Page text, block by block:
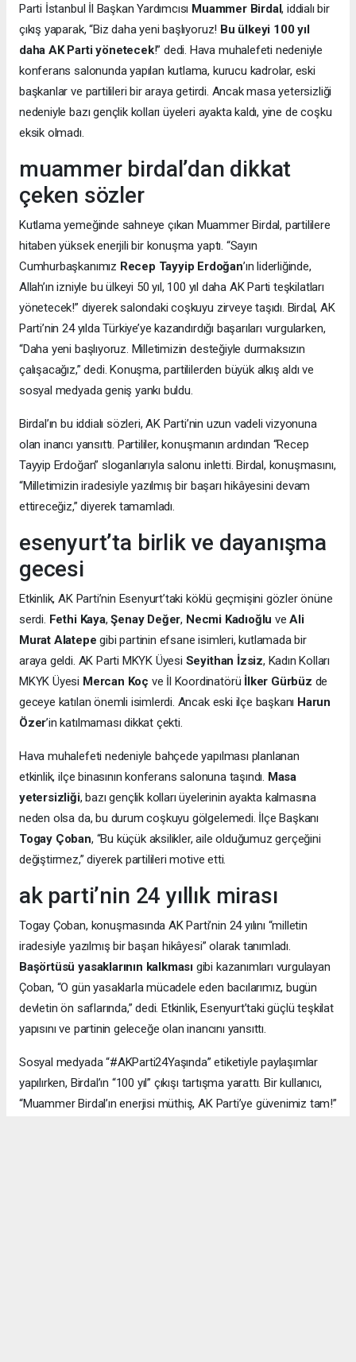
Parti İstanbul İl Başkan Yardımcısı Muammer Birdal, iddialı bir
çıkış yaparak, “Biz daha yeni başlıyoruz! Bu ülkeyi 100 yıl
daha AK Parti yönetecek!” dedi. Hava muhalefeti nedeniyle
konferans salonunda yapılan kutlama, kurucu kadrolar, eski
başkanlar ve partilileri bir araya getirdi. Ancak masa yetersizliği
nedeniyle bazı gençlik kolları üyeleri ayakta kaldı, yine de coşku
eksik olmadı.
muammer birdal’dan dikkat
çeken sözler
Kutlama yemeğinde sahneye çıkan Muammer Birdal, partililere
hitaben yüksek enerjili bir konuşma yaptı. “Sayın
Cumhurbaşkanımız Recep Tayyip Erdoğan’ın liderliğinde,
Allah’ın izniyle bu ülkeyi 50 yıl, 100 yıl daha AK Parti teşkilatları
yönetecek!” diyerek salondaki coşkuyu zirveye taşıdı. Birdal, AK
Parti’nin 24 yılda Türkiye’ye kazandırdığı başarıları vurgularken,
“Daha yeni başlıyoruz. Milletimizin desteğiyle durmaksızın
çalışacağız,” dedi. Konuşma, partililerden büyük alkış aldı ve
sosyal medyada geniş yankı buldu.
Birdal’ın bu iddialı sözleri, AK Parti’nin uzun vadeli vizyonuna
olan inancı yansıttı. Partililer, konuşmanın ardından “Recep
Tayyip Erdoğan” sloganlarıyla salonu inletti. Birdal, konuşmasını,
“Milletimizin iradesiyle yazılmış bir başarı hikâyesini devam
ettireceğiz,” diyerek tamamladı.
esenyurt’ta birlik ve dayanışma
gecesi
Etkinlik, AK Parti’nin Esenyurt’taki köklü geçmişini gözler önüne
serdi. Fethi Kaya,Şenay Değer, Necmi Kadıoğlu veAli
Murat Alatepe gibi partinin efsane isimleri, kutlamada bir
araya geldi. AK Parti MKYK Üyesi Seyithan İzsiz, Kadın Kolları
MKYK Üyesi Mercan Koç ve İl Koordinatörü İlker Gürbüz de
geceye katılan önemli isimlerdi. Ancak eski ilçe başkanı Harun
Özer’in katılmaması dikkat çekti.
Hava muhalefeti nedeniyle bahçede yapılması planlanan
etkinlik, ilçe binasının konferans salonuna taşındı. Masa
yetersizliği, bazı gençlik kolları üyelerinin ayakta kalmasına
neden olsa da, bu durum coşkuyu gölgelemedi. İlçe Başkanı
Togay Çoban, “Bu küçük aksilikler, aile olduğumuz gerçeğini
değiştirmez,” diyerek partilileri motive etti.
ak parti’nin 24 yıllık mirası
Togay Çoban, konuşmasında AK Parti’nin 24 yılını “milletin
iradesiyle yazılmış bir başarı hikâyesi” olarak tanımladı.
Başörtüsü yasaklarının kalkması gibi kazanımları vurgulayan
Çoban, “O gün yasaklarla mücadele eden bacılarımız, bugün
devletin ön saflarında,” dedi. Etkinlik, Esenyurt’taki güçlü teşkilat
yapısını ve partinin geleceğe olan inancını yansıttı.
Sosyal medyada “#AKParti24Yaşında” etiketiyle paylaşımlar
yapılırken, Birdal’ın “100 yıl” çıkışı tartışma yarattı. Bir kullanıcı,
“Muammer Birdal’ın enerjisi müthiş, AK Parti’ye güvenimiz tam!”